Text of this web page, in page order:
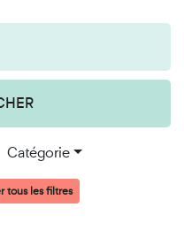
Catégorie
tous les filtres